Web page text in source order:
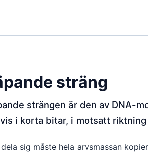
sträng
strängen är den av DNA-
i korta bitar, i motsatt
sig måste hela arvsmassan